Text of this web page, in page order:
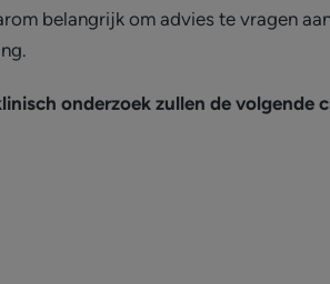
belangrijk om advies te vragen
onderzoek zullen de